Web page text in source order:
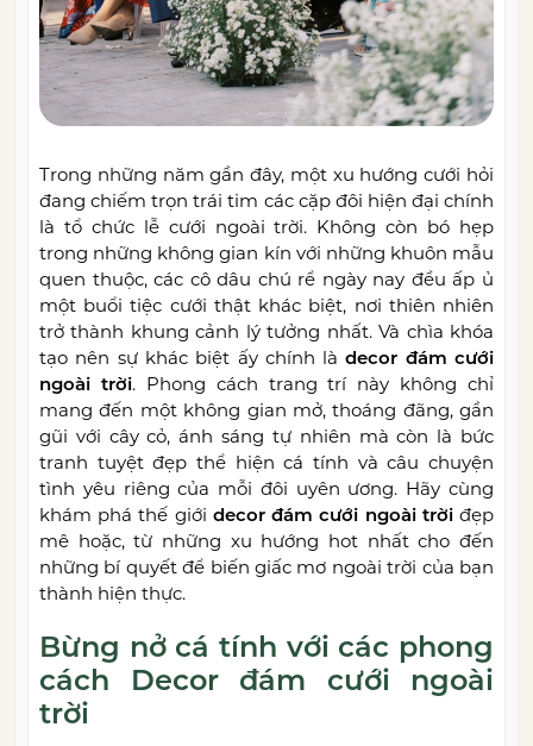
Trong những năm gần đây, một xu hướng cưới hỏi
đang chiếm trọn trái tim các cặp đôi hiện đại chính
là tổ chức lễ cưới ngoài trời. Không còn bó hẹp
trong những không gian kín với những khuôn mẫu
quen thuộc, các cô dâu chú rể ngày nay đều ấp ủ
một buổi tiệc cưới thật khác biệt, nơi thiên nhiên
trở thành khung cảnh lý tưởng nhất. Và chìa khóa
tạo nên sự khác biệt ấy chính là decor đám cưới
ngoài trời. Phong cách trang trí này không chỉ
mang đến một không gian mở, thoáng đãng, gần
gũi với cây cỏ, ánh sáng tự nhiên mà còn là bức
tranh tuyệt đẹp thể hiện cá tính và câu chuyện
tình yêu riêng của mỗi đôi uyên ương. Hãy cùng
khám phá thế giới decor đám cưới ngoài trờiđẹp
mê hoặc, từ những xu hướng hot nhất cho đến
những bí quyết để biến giấc mơ ngoài trời của bạn
thành hiện thực.
Bừng nở cá tính với các phong
cách Decor đám cưới ngoài
trời